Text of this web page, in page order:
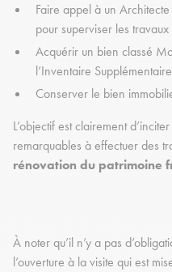
Faire appel à un
pour superviser les travaux
Acquérir un bien classé
l’Inventaire
Conserver le bien
L’objectif est clairement
remarquables à effectuer des
rénovation du patrimoine
À noter qu’il n’y a pas
l’ouverture à la visite qui est